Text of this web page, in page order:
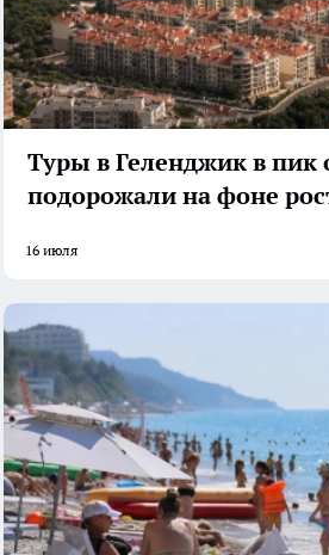
Туры в Геленджик в пик
подорожали на фоне
16 июля